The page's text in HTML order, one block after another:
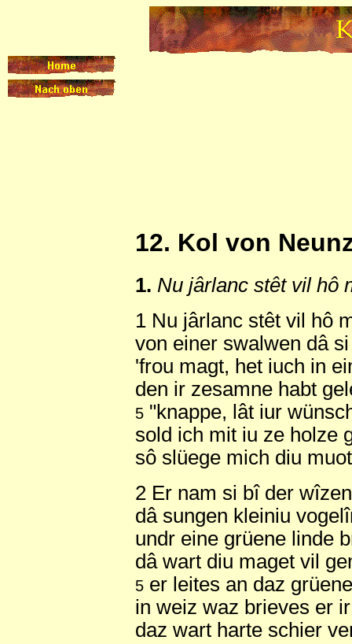
12. Kol von
1. Nu jârlanc stêt vil hô
1 Nu jârlanc stêt vil hô
von einer swalwen dâ
'frou magt, het iuch in
den ir zesamne habt
5 "knappe, lât iur
sold ich mit iu ze holze
sô slüege mich diu
2 Er nam si bî der
dâ sungen kleiniu
undr eine grüene linde
dâ wart diu maget vil
5 er leites an daz
in weiz waz brieves er
daz wart harte schier